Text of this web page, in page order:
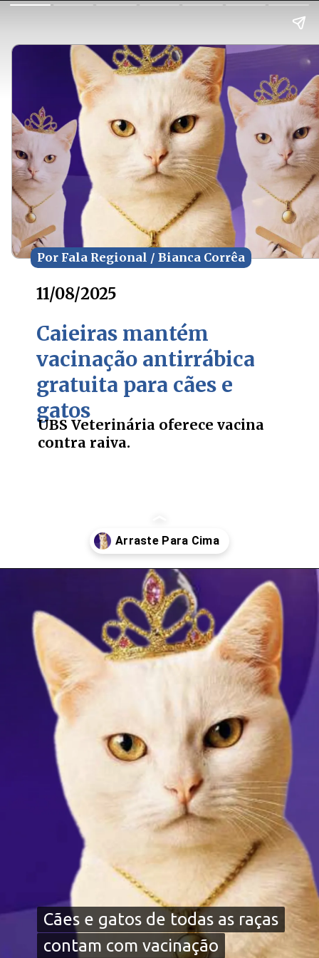
Caieiras mantém
vacinação antirrábica
gratuita para cães e
gatos
Por Fala Regional / Bianca Corrêa
Por Fala Regional / Bianca Corrêa
UBS Veterinária oferece vacina
contra raiva.
11/08/2025
Cães e gatos de todas as raças
contam com vacinação
Cães e gatos de todas as raças
contam com vacinação